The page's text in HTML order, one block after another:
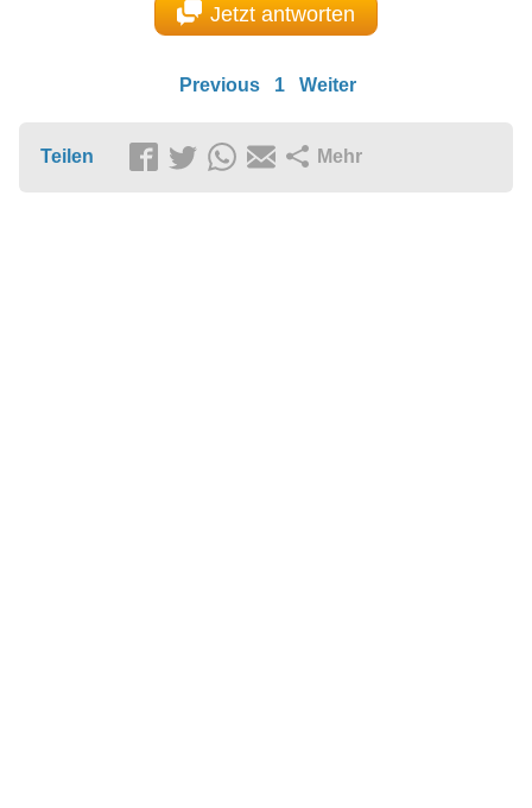
Jetzt antworten
Previous 1 Weiter
Teilen Mehr